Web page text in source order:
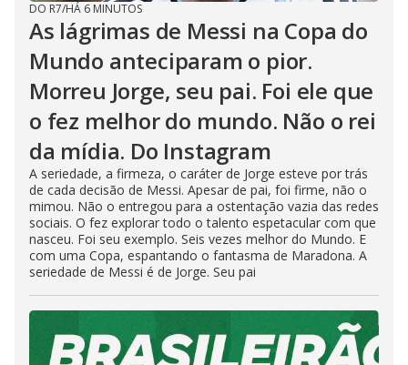
DO R7/HÁ 6 MINUTOS
As lágrimas de Messi na Copa do
Mundo anteciparam o pior.
Morreu Jorge, seu pai. Foi ele que
o fez melhor do mundo. Não o rei
da mídia. Do Instagram
A seriedade, a firmeza, o caráter de Jorge esteve por trás
de cada decisão de Messi. Apesar de pai, foi firme, não o
mimou. Não o entregou para a ostentação vazia das redes
sociais. O fez explorar todo o talento espetacular com que
nasceu. Foi seu exemplo. Seis vezes melhor do Mundo. E
com uma Copa, espantando o fantasma de Maradona. A
seriedade de Messi é de Jorge. Seu pai